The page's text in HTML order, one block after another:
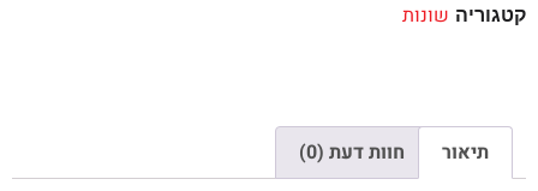
קטגוריה שונות
תיאור חוות דעת (0)